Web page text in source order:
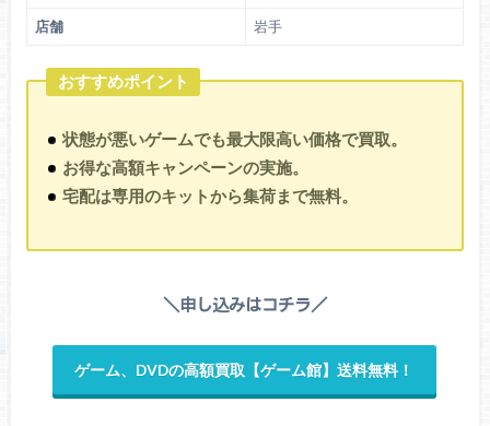
店舗 岩手
おすすめポイント
状態が悪いゲームでも最大限高い価格で買取。
お得な高額キャンペーンの実施。
宅配は専用のキットから集荷まで無料。
＼申し込みはコチラ／
ゲーム、DVDの高額買取【ゲーム館】送料無料！